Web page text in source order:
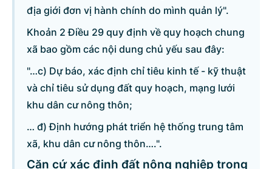
địa giới đơn vị hành chính do mình quản lý".
Khoản 2 Điều 29 quy định về quy hoạch chung
xã bao gồm các nội dung chủ yếu sau đây:
"…c) Dự báo, xác định chỉ tiêu kinh tế - kỹ thuật
và chỉ tiêu sử dụng đất quy hoạch, mạng lưới
khu dân cư nông thôn;
… đ) Định hướng phát triển hệ thống trung tâm
xã, khu dân cư nông thôn….".
Căn cứ xác định đất nông nghiệp trong